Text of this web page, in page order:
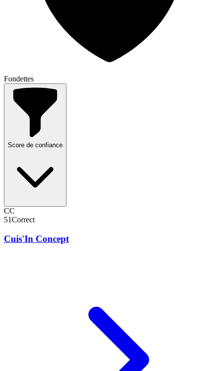
Fondettes
Score de confiance
CC
51Correct
Cuis'In Concept